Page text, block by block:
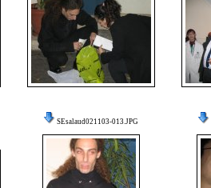
SEsalaud021103-013.JPG